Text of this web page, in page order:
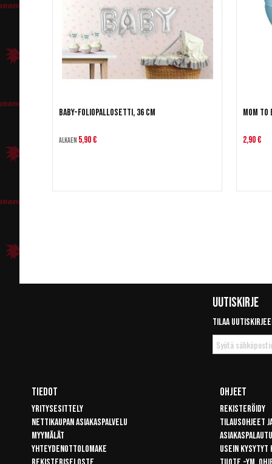
BABY-foliopallosetti, 36 cm
Alkaen 5,90 €
Mom
2,90 €
Uutiskirje
Tilaa
Tilaa
uutiskirje
Tiedot
Yritysesittely
Nettikaupan asiakaspalvelu
Myymälät
Yhteydenottolomake
Ohjeet
Rekisteröidy
Tilausohjeet
Usein kysytyt